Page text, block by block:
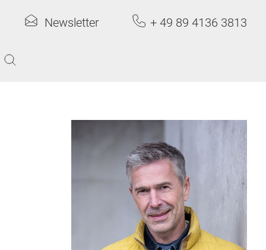
Newsletter + 49 89 4136 3813